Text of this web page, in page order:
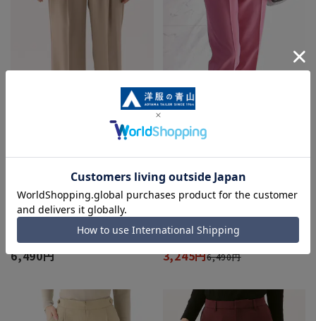
わたしの推しパン【ワイドパン
ツ】【裾上げ済み】
6,490円
わたしの推しパン《ワンタックス
トレートパンツ》《裾上げ済み》
3,245円6,490円